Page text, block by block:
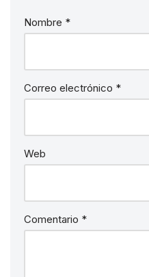
Nombre *
Correo electrónico *
Web
Comentario *